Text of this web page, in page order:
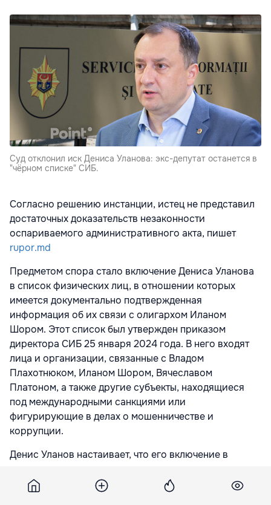
Суд отклонил иск Дениса Уланова: экс-депутат останется в
"чёрном списке" СИБ.
Согласно решению инстанции, истец не представил
достаточных доказательств незаконности
оспариваемого административного акта, пишет
rupor.md
Предметом спора стало включение Дениса Уланова
в список физических лиц, в отношении которых
имеется документально подтвержденная
информация об их связи с олигархом Иланом
Шором. Этот список был утвержден приказом
директора СИБ 25 января 2024 года. В него входят
лица и организации, связанные с Владом
Плахотнюком, Иланом Шором, Вячеславом
Платоном, а также другие субъекты, находящиеся
под международными санкциями или
фигурирующие в делах о мошенничестве и
коррупции.
Денис Уланов настаивает, что его включение в
предусмотренным законом для признания лица